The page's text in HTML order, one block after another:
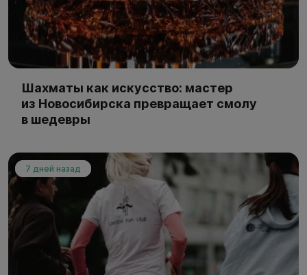
Шахматы как искусство: мастер
из Новосибирска превращает смолу
в шедевры
7 дней назад